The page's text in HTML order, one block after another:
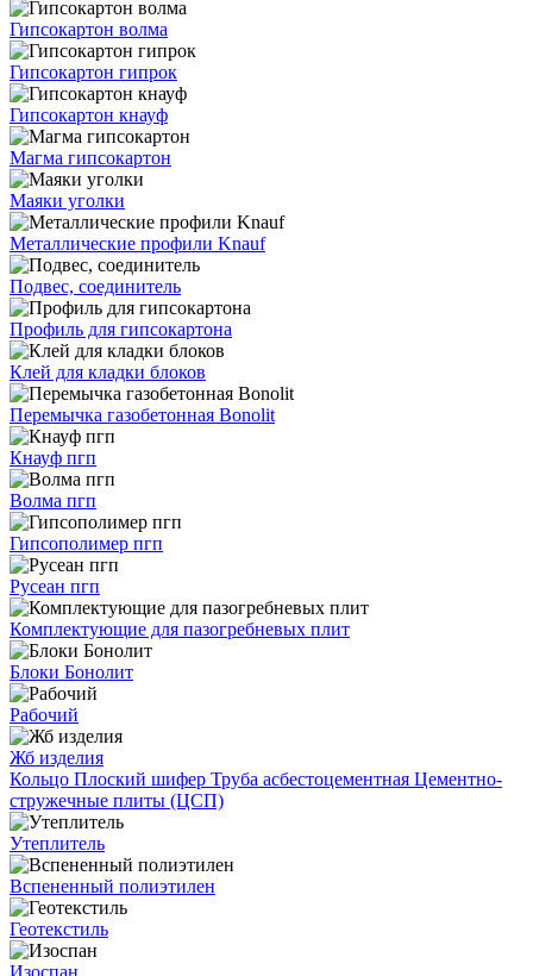
Гипсокартон волма
Гипсокартон гипрок
Гипсокартон кнауф
Магма гипсокартон
Маяки уголки
Металлические профили Knauf
Подвес, соединитель
Профиль для гипсокартона
Клей для кладки блоков
Перемычка газобетонная Bonolit
Кнауф пгп
Волма пгп
Гипсополимер пгп
Русеан пгп
Комплектующие для пазогребневых плит
Блоки Бонолит
Рабочий
Жб изделия
Кольцо Плоский шифер Труба асбестоцементная Цементно-
стружечные плиты (ЦСП)
Утеплитель
Вспененный полиэтилен
Геотекстиль
Изоспан